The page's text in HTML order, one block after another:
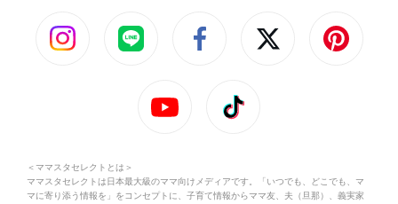
＜ママスタセレクトとは＞
ママスタセレクトは日本最大級のママ向けメディアです。「いつでも、どこでも、マ
マに寄り添う情報を」をコンセプトに、子育て情報からママ友、夫（旦那）、義実家